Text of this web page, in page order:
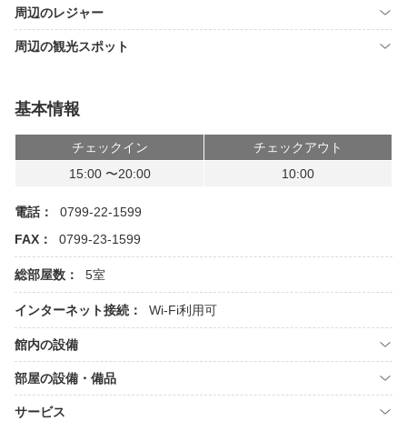
周辺のレジャー
周辺の観光スポット
基本情報
チェックイン
チェックアウト
15:00 〜20:00
10:00
電話：
0799-22-1599
FAX：
0799-23-1599
総部屋数： 5室
インターネット接続： Wi-Fi利用可
館内の設備
部屋の設備・備品
サービス